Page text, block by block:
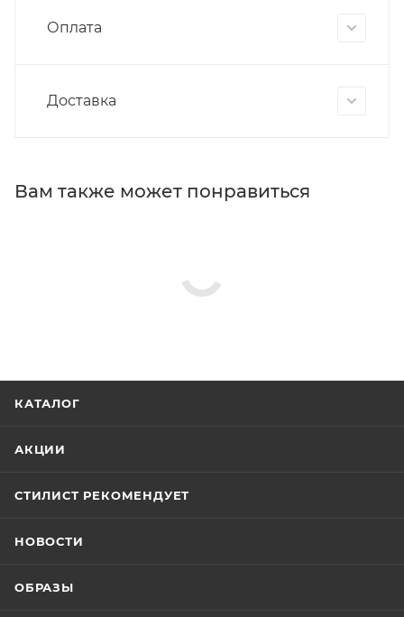
Оплата
Доставка
Вам также может понравиться
КАТАЛОГ
АКЦИИ
СТИЛИСТ РЕКОМЕНДУЕТ
НОВОСТИ
ОБРАЗЫ